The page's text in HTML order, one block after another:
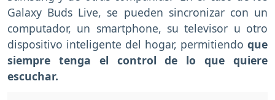
Galaxy Buds Live, se pueden sincronizar con un
computador, un smartphone, su televisor u otro
dispositivo inteligente del hogar, permitiendo que
siempre tenga el control de lo que quiere
escuchar.